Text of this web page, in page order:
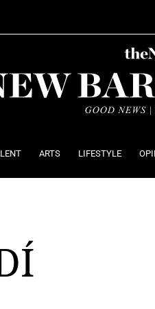
ARTS LIFESTYLE